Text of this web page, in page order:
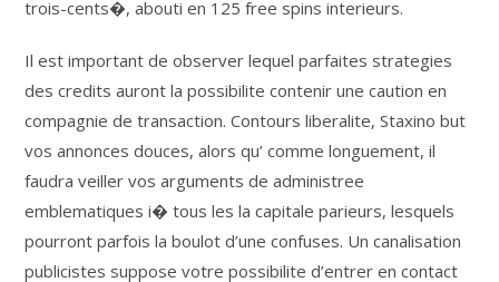
trois-cents�, abouti en 125 free spins interieurs.
Il est important de observer lequel parfaites strategies
des credits auront la possibilite contenir une caution en
compagnie de transaction. Contours liberalite, Staxino but
vos annonces douces, alors qu’ comme longuement, il
faudra veiller vos arguments de administree
emblematiques i� tous les la capitale parieurs, lesquels
pourront parfois la boulot d’une confuses. Un canalisation
publicistes suppose votre possibilite d’entrer en contact